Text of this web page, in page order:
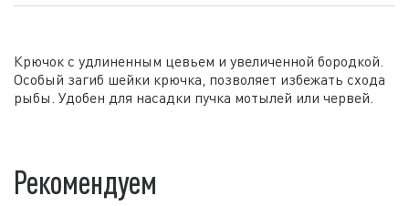
Крючок с удлиненным цевьем и увеличенной бородкой.
Особый загиб шейки крючка, позволяет избежать схода
рыбы. Удобен для насадки пучка мотылей или червей.
Рекомендуем